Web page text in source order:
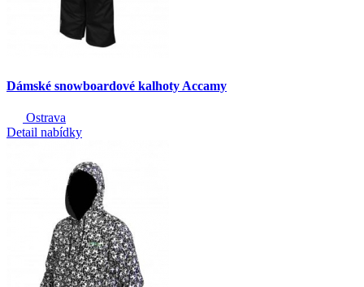
Dámské snowboardové kalhoty Accamy
Ostrava
Detail nabídky